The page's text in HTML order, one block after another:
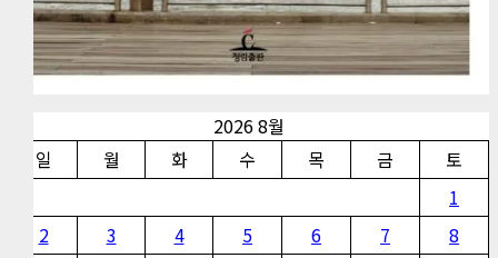
2026 8월
일
월 화 수 목 금
토
1
2
3 4 5 6 7
8